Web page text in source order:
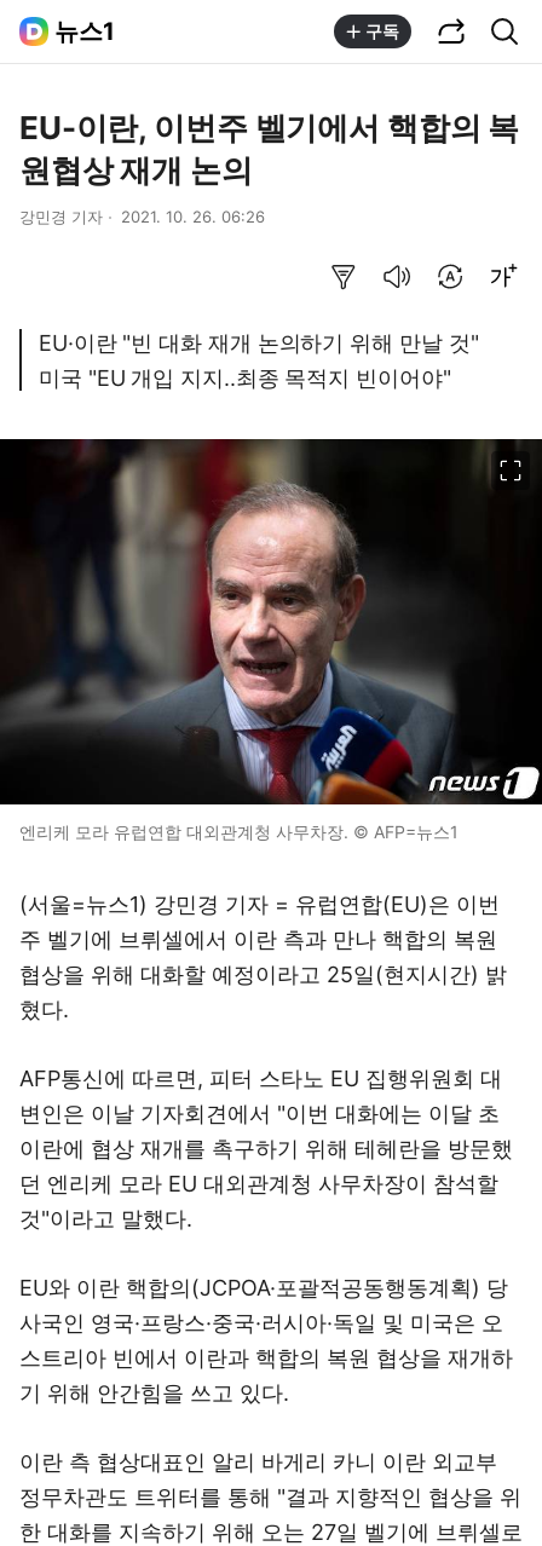
뉴스1 구독
EU-이란, 이번주 벨기에서 핵합의 복
원협상 재개 논의
강민경 기자 2021. 10. 26. 06:26
EU·이란 "빈 대화 재개 논의하기 위해 만날 것"
미국 "EU 개입 지지..최종 목적지 빈이어야"
엔리케 모라 유럽연합 대외관계청 사무차장. © AFP=뉴스1
(서울=뉴스1) 강민경 기자 = 유럽연합(EU)은 이번
주 벨기에 브뤼셀에서 이란 측과 만나 핵합의 복원
협상을 위해 대화할 예정이라고 25일(현지시간) 밝
혔다.
AFP통신에 따르면, 피터 스타노 EU 집행위원회 대
변인은 이날 기자회견에서 "이번 대화에는 이달 초
이란에 협상 재개를 촉구하기 위해 테헤란을 방문했
던 엔리케 모라 EU 대외관계청 사무차장이 참석할
것"이라고 말했다.
EU와 이란 핵합의(JCPOA·포괄적공동행동계획) 당
사국인 영국·프랑스·중국·러시아·독일 및 미국은 오
스트리아 빈에서 이란과 핵합의 복원 협상을 재개하
기 위해 안간힘을 쓰고 있다.
이란 측 협상대표인 알리 바게리 카니 이란 외교부
정무차관도 트위터를 통해 "결과 지향적인 협상을 위
한 대화를 지속하기 위해 오는 27일 벨기에 브뤼셀로